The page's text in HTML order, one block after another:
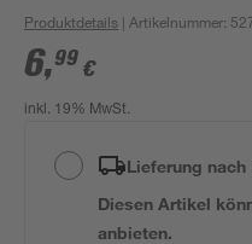
Produktdetails | Artikelnummer:
6,99 €
inkl. 19% MwSt.
Lieferung nach
Diesen Artikel
anbieten.